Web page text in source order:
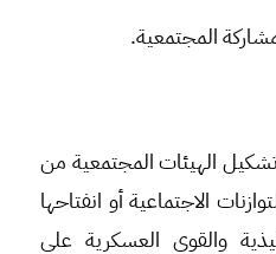
المجتمعية.
الهيئات المجتمعية من
الاجتماعية أو انفتاحها
والقوى العسكرية على